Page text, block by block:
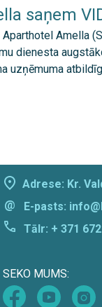
saņem
Amella
dienesta
uzņēmuma
Adrese: Kr.
@ E-pasts:
Tālr: + 371
SEKO MUMS: